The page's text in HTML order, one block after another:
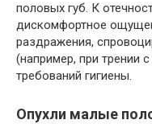
половых губ. К
дискомфортное
раздражения,
(например, при трении
требований гигиены.
Опухли малые